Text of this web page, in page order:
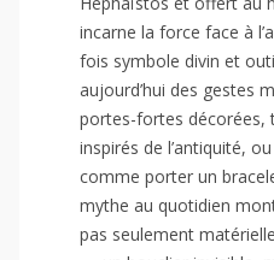
incarne la force face à
fois symbole divin et
aujourd’hui des gestes
portes-fortes décorées,
inspirés de l’antiquité,
comme porter un
mythe au quotidien
pas seulement